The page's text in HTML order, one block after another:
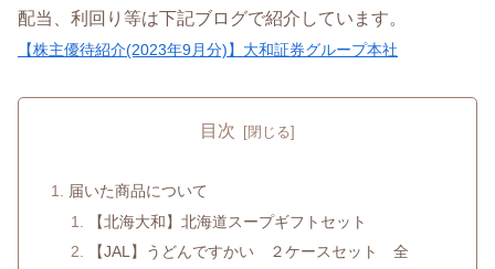
配当、利回り等は下記ブログで紹介しています。
【株主優待紹介(2023年9月分)】大和証券グループ本社
目次
届いた商品について
【北海大和】北海道スープギフトセット
【JAL】うどんですかい ２ケースセット 全